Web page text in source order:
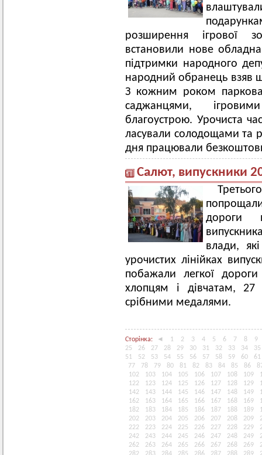
розширення ігрової
встановили нове
підтримки народного
народний обранець взяв
З кожним роком паркова
саджанцями,
благоустрою. Урочиста
ласували солодощами та
дня працювали
Салют, випускники
дороги
влади,
урочистих лінійках
побажали легкої
хлопцям і дівчатам,
срібними медалями.
Сторінка: ◄ 1 2 3 4 5 6 7 8
9
25
26 27 28 29 30 31 32 33 34
35
51
52 53 54 55 56 57 58 59 60
61
77
78 79 80 81 82 83 84 85 86
102
103 104 105 106 107 108 109
122
123 124 125 126 127 128 129
142
143 144 145 146 147 148 149
162
163 164 165 166 167 168 169
182
183 184 185 186 187 188 189
202
203 204 205 206 207 208 209
222
223 224 225 226 227 228 229
242
243 244 245 246 247 248 249
262
263 264 265 266 267 268 269